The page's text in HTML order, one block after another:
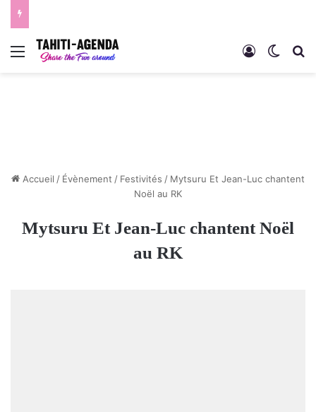
Menu Connexion
Accueil / Évènement / Festivités / Mytsuru Et Jean-Luc chantent
Noël au RK
Mytsuru Et Jean-Luc chantent Noël
au RK